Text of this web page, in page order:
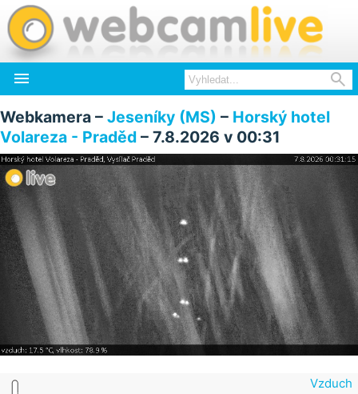
 
Webkamera – Jeseníky (MS) – Horský hotel
Volareza - Praděd – 7.8.2026 v 00:31
Vzduch